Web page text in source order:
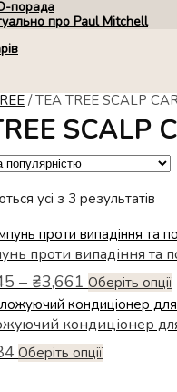
порада
про Paul Mitchell
/TEA TREE SCALP
SCALP
усі з 3 результатів
проти випадіння та
– ₴3,661 Діапазон
цін:
від
₴1,745
до
Оберіть опції
кондиціонер для
Оберіть опціїЦей